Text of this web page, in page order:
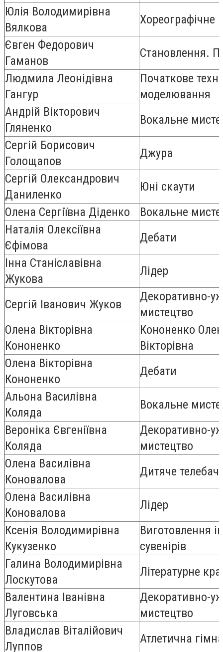
Юлія Володимирівна
Вялкова
Хореографічне
Євген Федорович
Гаманов
Становлення.
Людмила Леонідівна
Гангур
Початкове
моделювання
Андрій Вікторович
Гляненко
Вокальне
Сергій Борисович
Голощапов
Джура
Сергій Олександрович
Даниленко
Юні скаути
Олена Сергіївна Діденко
Вокальне
Наталія Олексіївна
Єфімова
Дебати
Інна Станіславівна
Жукова
Лідер
Сергій Іванович Жуков
Декоративно-
мистецтво
Олена Вікторівна
Кононенко
Кононенко
Вікторівна
Олена Вікторівна
Кононенко
Дебати
Альона Василівна
Коляда
Вокальне
Вероніка Євгеніївна
Коляда
Декоративно-
мистецтво
Олена Василівна
Коновалова
Дитяче
Олена Василівна
Коновалова
Лідер
Ксенія Володимирівна
Кукузенко
Виготовлення
сувенірів
Галина Володимирівна
Лоскутова
Літературне
Валентина Іванівна
Луговська
Декоративно-
мистецтво
Владислав Віталійович
Луппов
Атлетична